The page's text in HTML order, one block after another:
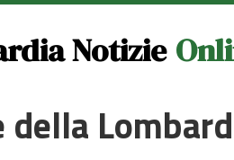
Notizie